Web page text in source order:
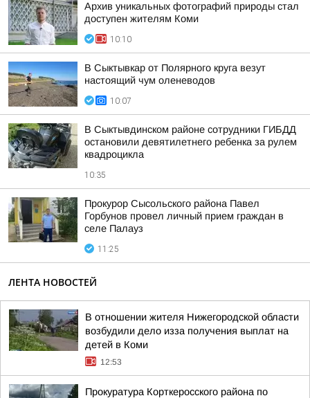
Архив уникальных фотографий природы стал
доступен жителям Коми
10:10
В Сыктывкар от Полярного круга везут
настоящий чум оленеводов
10:07
В Сыктывдинском районе сотрудники ГИБДД
остановили девятилетнего ребенка за рулем
квадроцикла
10:35
Прокурор Сысольского района Павел
Горбунов провел личный прием граждан в
селе Палауз
11:25
ЛЕНТА НОВОСТЕЙ
В отношении жителя Нижегородской области
возбудили дело изза получения выплат на
детей в Коми
12:53
Прокуратура Корткеросского района по